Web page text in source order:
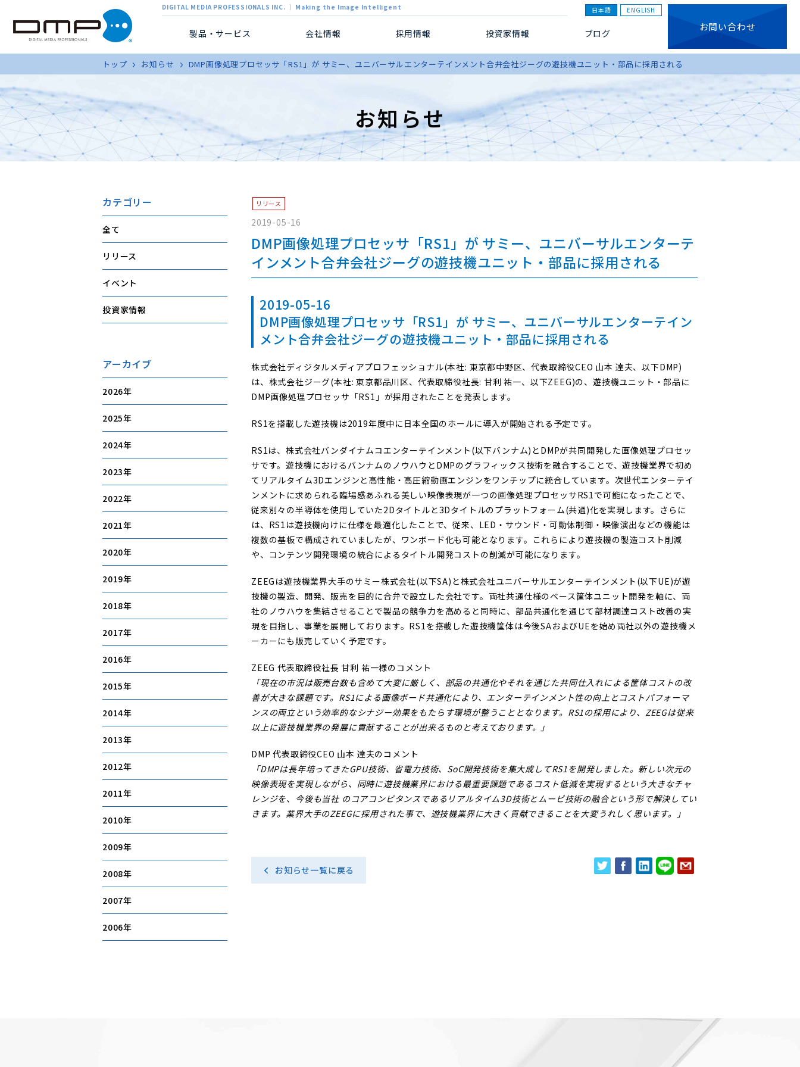
DIGITAL MEDIA PROFESSIONALS INC. ｜ Making the Image Intelligent 日本語 ENGLISH
製品・サービス 会社情報 採用情報 投資家情報 ブログ
お問い合わせ
トップ お知らせ DMP画像処理プロセッサ「RS1」が サミー、ユニバーサルエンターテインメント合弁会社ジーグの遊技機ユニット・部品に採用される
お知らせ
カテゴリー
全て
リリース
イベント
投資家情報
アーカイブ
2026
2025
2024
2023
2022
2021
2020
2019
2018
2017
2016
2015
2014
2013
2012
2011
2010
2009
2008
2007
2006
リリース
2019-05-16
DMP画像処理プロセッサ「RS1」が サミー、ユニバーサルエンターテ
インメント合弁会社ジーグの遊技機ユニット・部品に採用される
2019-05-16
DMP画像処理プロセッサ「RS1」が サミー、ユニバーサルエンターテイン
メント合弁会社ジーグの遊技機ユニット・部品に採用される
株式会社ディジタルメディアプロフェッショナル(本社: 東京都中野区、代表取締役CEO 山本 達夫、以下DMP)
は、株式会社ジーグ(本社: 東京都品川区、代表取締役社長: 甘利 祐一、以下ZEEG)の、遊技機ユニット・部品に
DMP画像処理プロセッサ「RS1」が採用されたことを発表します。
RS1を搭載した遊技機は2019年度中に日本全国のホールに導入が開始される予定です。
RS1は、株式会社バンダイナムコエンターテインメント(以下バンナム)とDMPが共同開発した画像処理プロセッ
サです。遊技機におけるバンナムのノウハウとDMPのグラフィックス技術を融合することで、遊技機業界で初め
てリアルタイム3Dエンジンと高性能・高圧縮動画エンジンをワンチップに統合しています。次世代エンターテイ
ンメントに求められる臨場感あふれる美しい映像表現が一つの画像処理プロセッサRS1で可能になったことで、
従来別々の半導体を使用していた2Dタイトルと3Dタイトルのプラットフォーム(共通)化を実現します。さらに
は、RS1は遊技機向けに仕様を最適化したことで、従来、LED・サウンド・可動体制御・映像演出などの機能は
複数の基板で構成されていましたが、ワンボード化も可能となります。これらにより遊技機の製造コスト削減
や、コンテンツ開発環境の統合によるタイトル開発コストの削減が可能になります。
ZEEGは遊技機業界大手のサミー株式会社(以下SA)と株式会社ユニバーサルエンターテインメント(以下UE)が遊
技機の製造、開発、販売を目的に合弁で設立した会社です。両社共通仕様のベース筐体ユニット開発を軸に、両
社のノウハウを集結させることで製品の競争力を高めると同時に、部品共通化を通じて部材調達コスト改善の実
現を目指し、事業を展開しております。RS1を搭載した遊技機筐体は今後SAおよびUEを始め両社以外の遊技機メ
ーカーにも販売していく予定です。
ZEEG 代表取締役社長 甘利 祐一様のコメント
「現在の市況は販売台数も含めて大変に厳しく、部品の共通化やそれを通じた共同仕入れによる筐体コストの改
善が大きな課題です。RS1による画像ボード共通化により、エンターテインメント性の向上とコストパフォーマ
ンスの両立という効率的なシナジー効果をもたらす環境が整うこととなります。RS1の採用により、ZEEGは従来
以上に遊技機業界の発展に貢献することが出来るものと考えております。」
DMP 代表取締役CEO 山本 達夫のコメント
「DMPは長年培ってきたGPU技術、省電力技術、SoC開発技術を集大成してRS1を開発しました。新しい次元の
映像表現を実現しながら、同時に遊技機業界における最重要課題であるコスト低減を実現するという大きなチャ
レンジを、今後も当社 のコアコンピタンスであるリアルタイム3D技術とムービ技術の融合という形で解決してい
きます。業界大手のZEEGに採用された事で、遊技機業界に大きく貢献できることを大変うれしく思います。」
お知らせ一覧に戻る